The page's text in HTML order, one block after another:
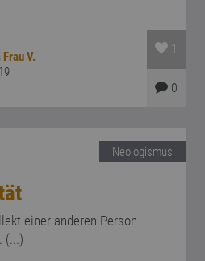
Frau V.
1
0
Neologismus
einer anderen Person
(...)